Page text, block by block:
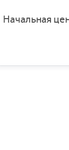
Начальная